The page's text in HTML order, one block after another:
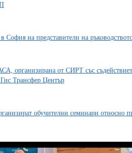
София на представители на
организирана от СИРТ със
Трансфер Център
обучителни семинари относно